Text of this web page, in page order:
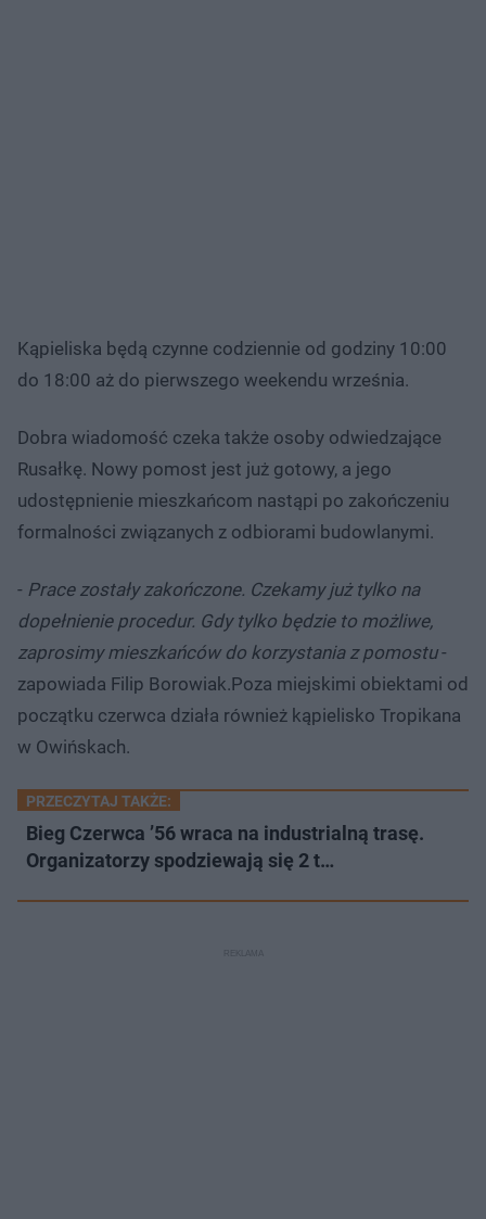
Kąpieliska będą czynne codziennie od godziny 10:00
do 18:00 aż do pierwszego weekendu września.
Dobra wiadomość czeka także osoby odwiedzające
Rusałkę. Nowy pomost jest już gotowy, a jego
udostępnienie mieszkańcom nastąpi po zakończeniu
formalności związanych z odbiorami budowlanymi.
- Prace zostały zakończone. Czekamy już tylko na
dopełnienie procedur. Gdy tylko będzie to możliwe,
zaprosimy mieszkańców do korzystania z pomostu-
zapowiada Filip Borowiak.Poza miejskimi obiektami od
początku czerwca działa również kąpielisko Tropikana
w Owińskach.
PRZECZYTAJ TAKŻE:
Bieg Czerwca ’56 wraca na industrialną trasę.
Organizatorzy spodziewają się 2 t…